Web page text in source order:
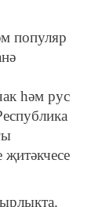
популяр
һәм рус
җитәкчесе